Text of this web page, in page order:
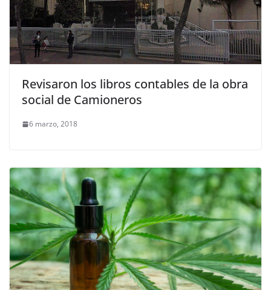
Revisaron los libros contables de la obra
social de Camioneros
6 marzo, 2018